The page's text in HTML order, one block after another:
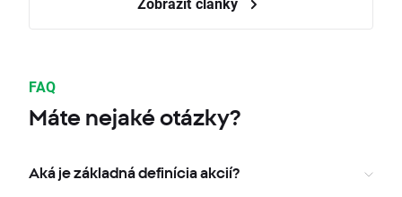
FAQ
Máte nejaké otázky?
Aká je základná definícia akcií?